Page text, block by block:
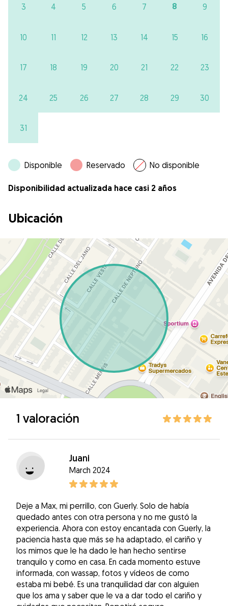
3 4 5 6 7 8 9
10 11 12 13 14 15 16
17 18 19 20 21 22 23
24 25 26 27 28 29 30
31
Disponible Reservado No disponible
Disponibilidad actualizada hace casi 2 años
Ubicación
1 valoración
Juani
March 2024
Deje a Max, mi perrillo, con Guerly. Solo de había
quedado antes con otra persona y no me gustó la
experiencia. Ahora con estoy encantada con Guerly, la
paciencia hasta que más se ha adaptado, el cariño y
los mimos que le ha dado le han hecho sentirse
tranquilo y como en casa. En cada momento estuve
informada, con wassap, fotos y vídeos de como
estaba mi bebé. Es una tranquilidad dar con alguien
que los ama y saber que le va a dar todo el cariño y